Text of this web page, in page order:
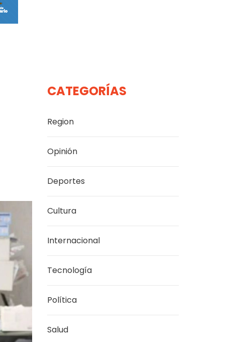
CATEGORÍAS
Region
Opinión
Deportes
Cultura
Internacional
Tecnología
Política
Salud